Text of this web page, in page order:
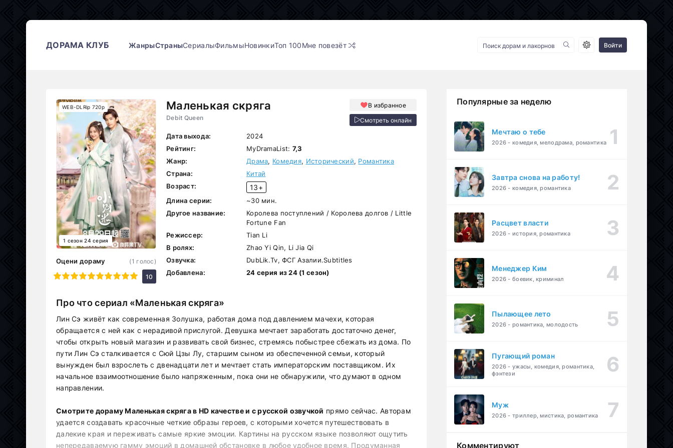
ДОРАМА КЛУБ ЖанрыСтраныСериалыФильмыНовинкиТоп 100Мне повезёт Войти
Маленькая скряга
Debit Queen
В избранное
Смотреть онлайн
WEB-DLRip 720p
1 сезон 24 серия
Оцени дораму
7 8 9 10
(1 голос)
10
Дата выхода:
2024
Рейтинг:
MyDramaList: 7,3
Жанр:
Драма, Комедия, Исторический, Романтика
Страна:
Китай
Возраст:
13+
Длина серии:
~30 мин.
Другое название:
Королева поступлений / Королева долгов / Little
Fortune Fan
Режиссер:
Tian Li
В ролях:
Zhao Yi Qin, Li Jia Qi
Озвучка:
DubLik.Tv, ФСГ Азалии.Subtitles
Добавлена:
24 серия из 24 (1 сезон)
Про что сериал «Маленькая скряга»
Лин Сэ живёт как современная Золушка, работая дома под давлением мачехи, которая
обращается с ней как с нерадивой прислугой. Девушка мечтает заработать достаточно денег,
чтобы открыть новый магазин и развивать свой бизнес, стремясь побыстрее сбежать из дома. По
пути Лин Сэ сталкивается с Сюй Цзы Лу, старшим сыном из обеспеченной семьи, который
вынужден был взрослеть с двенадцати лет и мечтает стать императорским поставщиком. Их
начальное взаимоотношение было напряженным, пока они не обнаружили, что думают в одном
направлении.
Смотрите дораму Маленькая скряга в HD качестве и с русской озвучкой прямо сейчас. Авторам
удается создавать красочные четкие образы героев, с которыми хочется путешествовать в
далекие края и переживать самые яркие эмоции. Картины на русском языке позволяют ощутить
непередаваемую гамму эмоций в домашней обстановке в любое удобное время. Продуманная
Популярные за неделю
Мечтаю о тебе
2026 - комедия, мелодрама, романтика
Завтра снова на работу!
2026 - комедия, романтика
Расцвет власти
2026 - история, романтика
Менеджер Ким
2026 - боевик, криминал
Пылающее лето
2026 - романтика, молодость
Пугающий роман
2026 - ужасы, комедия, романтика,
фэнтези
Муж
2026 - триллер, мистика, романтика
Комментируют